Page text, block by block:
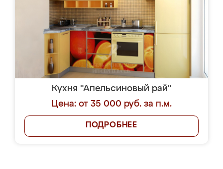
Кухня "Апельсиновый рай"
Цена: от 35 000 руб. за п.м.
ПОДРОБНЕЕ